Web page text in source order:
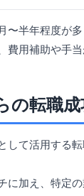
〜半年程度が
費用補助や手
の転職成
して活用する
に加え、特定